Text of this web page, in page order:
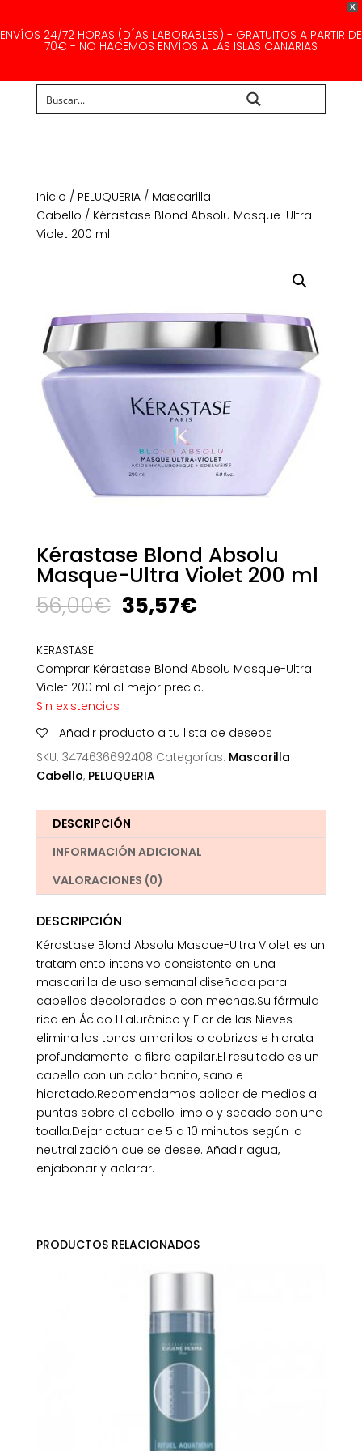
X
ENVÍOS 24/72 HORAS (DÍAS LABORABLES) - GRATUITOS A PARTIR DE
70€ - NO HACEMOS ENVÍOS A LAS ISLAS CANARIAS
Inicio / PELUQUERIA/ Mascarilla
Cabello / Kérastase Blond Absolu Masque-Ultra
Violet 200 ml
Kérastase Blond Absolu
Masque-Ultra Violet 200 ml
56,00€ El
precio
era:
56,00€.
35,57€El
es:
35,57€.
KERASTASE
Comprar Kérastase Blond Absolu Masque-Ultra
Violet 200 ml al mejor precio.
Sin existencias
Añadir producto a tu lista de deseos
SKU: 3474636692408 Categorías: Mascarilla
Cabello, PELUQUERIA
DESCRIPCIÓN
INFORMACIÓN ADICIONAL
VALORACIONES (0)
DESCRIPCIÓN
Kérastase Blond Absolu Masque-Ultra Violet es un
tratamiento intensivo consistente en una
mascarilla de uso semanal diseñada para
cabellos decolorados o con mechas.Su fórmula
rica en Ácido Hialurónico y Flor de las Nieves
elimina los tonos amarillos o cobrizos e hidrata
profundamente la fibra capilar.El resultado es un
cabello con un color bonito, sano e
hidratado.Recomendamos aplicar de medios a
puntas sobre el cabello limpio y secado con una
toalla.Dejar actuar de 5 a 10 minutos según la
neutralización que se desee. Añadir agua,
enjabonar y aclarar.
PRODUCTOS RELACIONADOS